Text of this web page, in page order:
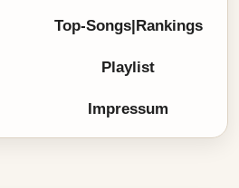
Top-Songs|Rankings
Playlist
Impressum